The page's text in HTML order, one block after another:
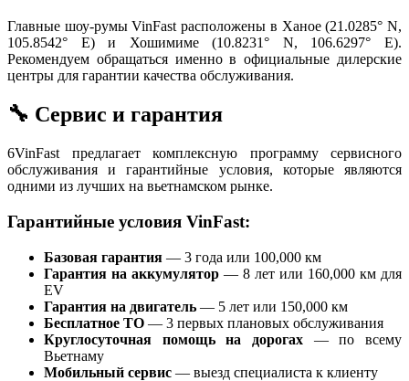
Главные шоу-румы VinFast расположены в Ханое (21.0285° N,
105.8542° E) и Хошимиме (10.8231° N, 106.6297° E).
Рекомендуем обращаться именно в официальные дилерские
центры для гарантии качества обслуживания.
🔧 Сервис и гарантия
6VinFast предлагает комплексную программу сервисного
обслуживания и гарантийные условия, которые являются
одними из лучших на вьетнамском рынке.
Гарантийные условия VinFast:
Базовая гарантия — 3 года или 100,000 км
Гарантия на аккумулятор — 8 лет или 160,000 км для
EV
Гарантия на двигатель — 5 лет или 150,000 км
Бесплатное ТО — 3 первых плановых обслуживания
Круглосуточная помощь на дорогах — по всему
Вьетнаму
Мобильный сервис — выезд специалиста к клиенту